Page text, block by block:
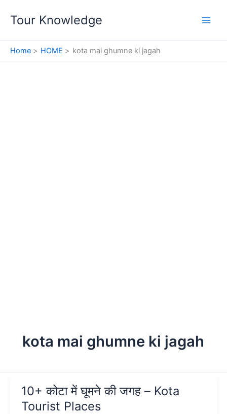
Tour Knowledge
Home HOME kota mai ghumne ki jagah
kota mai ghumne ki jagah
10+ कोटा में घूमने की जगह – Kota
Tourist Places